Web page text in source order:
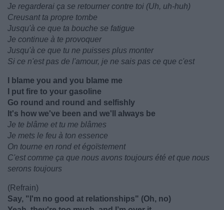
Je regarderai ça se retourner contre toi (Uh, uh-huh)
Creusant ta propre tombe
Jusqu'à ce que ta bouche se fatigue
Je continue à te provoquer
Jusqu'à ce que tu ne puisses plus monter
Si ce n'est pas de l'amour, je ne sais pas ce que c'est
I blame you and you blame me
I put fire to your gasoline
Go round and round and selfishly
It's how we've been and we'll always be
Je te blâme et tu me blâmes
Je mets le feu à ton essence
On tourne en rond et égoïstement
C'est comme ça que nous avons toujours été et que nous
serons toujours
(Refrain)
Say, "I'm no good at relationships" (Oh, no)